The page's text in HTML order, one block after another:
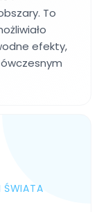
To
efekty,
ŚWIATA